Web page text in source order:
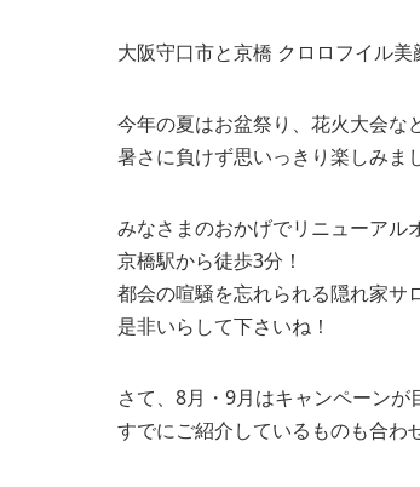
大阪守口市と京橋 クロロフイル美
今年の夏はお盆祭り、花火大会な
暑さに負けず思いっきり楽しみま
みなさまのおかげでリニューアル
京橋駅から徒歩3分！
都会の喧騒を忘れられる隠れ家サ
是非いらして下さいね！
さて、8月・9月はキャンペーンが
すでにご紹介しているものも合わ